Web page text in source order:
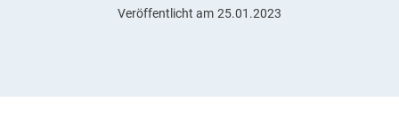
Veröffentlicht am 25.01.2023